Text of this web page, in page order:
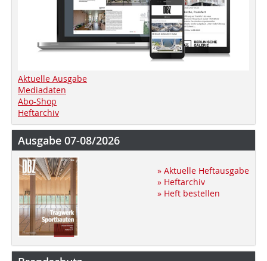
Aktuelle Ausgabe
Mediadaten
Abo-Shop
Heftarchiv
Ausgabe 07-08/2026
» Aktuelle Heftausgabe
» Heftarchiv
» Heft bestellen